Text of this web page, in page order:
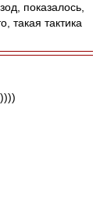
показалось,
такая тактика